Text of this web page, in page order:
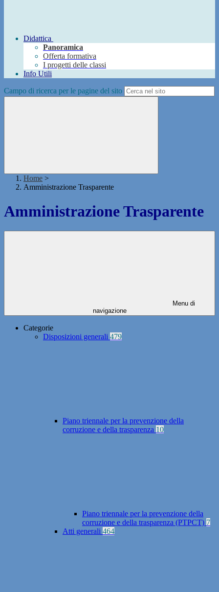
Didattica
Panoramica
Offerta formativa
I progetti delle classi
Info Utili
Campo di ricerca per le pagine del sito
Home >
Amministrazione Trasparente
Amministrazione Trasparente
Menu di
navigazione
Categorie
Disposizioni generali 479
Piano triennale per la prevenzione della
corruzione e della trasparenza 10
Piano triennale per la prevenzione della
corruzione e della trasparenza (PTPCT) 7
Atti generali 464